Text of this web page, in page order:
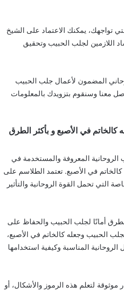
تواجهك، يمكنك الاعتماد على الشيخ
اللازمين لجلب الحبيب وتحقيق
المضمون لأعمال جلب الحبيب
معنا وسنقوم بتزويدك بالمعلومات
في الأصبع و بأكثر الطرق
الروحانية المعروفة والمستخدمة في
في الأصبع. تعتمد الطلاسم على
التي تحمل القوة الروحانية والتأثير
أمانًا لجلب الحبيب والحفاظ على
الحبيب وجعله كالخاتم في الأصبع،
المناسبة وكيفية استخدامها
لتعلم هذه الرموز والأشكال، أو